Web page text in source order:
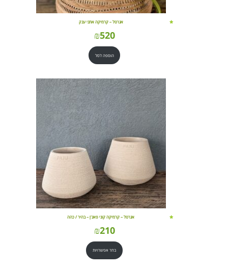
אגרטל – קרמיקה אתני ענק
₪520
הוספה לסל
אגרטל – קרמיקה קוני פאג'ן – בהיר / כהה
₪210
בחר אפשרויות